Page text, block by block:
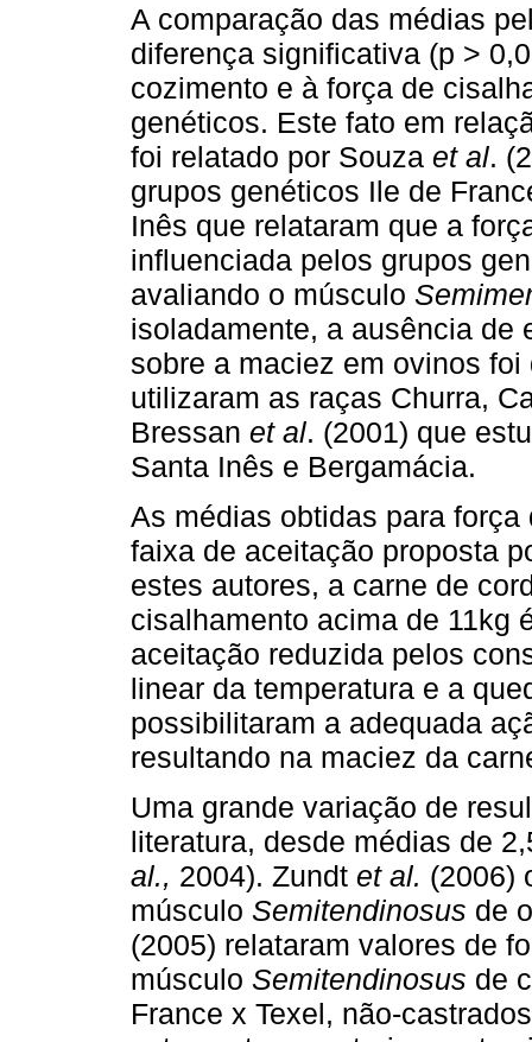
A comparação das médias
diferença significativa (p >
cozimento e à força de
genéticos. Este fato em
foi relatado por Souza et al.
grupos genéticos Ile de
Inês que relataram que a
influenciada pelos grupos
avaliando o músculo
isoladamente, a ausência de
sobre a maciez em ovinos
utilizaram as raças Churra,
Bressan et al. (2001) que
Santa Inês e Bergamácia.
As médias obtidas para
faixa de aceitação proposta
estes autores, a carne de
cisalhamento acima de 11kg
aceitação reduzida pelos
linear da temperatura e a
possibilitaram a adequada
resultando na maciez da
Uma grande variação de
literatura, desde médias de
al., 2004). Zundt et al. (2006)
músculo Semitendinosus de
(2005) relataram valores de
músculo Semitendinosus de
France x Texel, não-